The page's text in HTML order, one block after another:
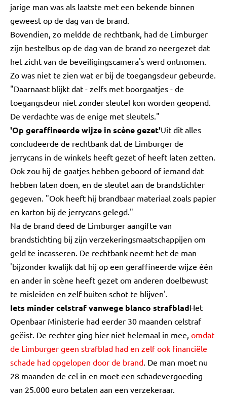
jarige man was als laatste met een bekende binnen
geweest op de dag van de brand.
Bovendien, zo meldde de rechtbank, had de Limburger
zijn bestelbus op de dag van de brand zo neergezet dat
het zicht van de beveiligingscamera's werd ontnomen.
Zo was niet te zien wat er bij de toegangsdeur gebeurde.
"Daarnaast blijkt dat - zelfs met boorgaatjes - de
toegangsdeur niet zonder sleutel kon worden geopend.
De verdachte was de enige met sleutels."
'Op geraffineerde wijze in scène gezet'Uit dit alles
concludeerde de rechtbank dat de Limburger de
jerrycans in de winkels heeft gezet of heeft laten zetten.
Ook zou hij de gaatjes hebben geboord of iemand dat
hebben laten doen, en de sleutel aan de brandstichter
gegeven. "Ook heeft hij brandbaar materiaal zoals papier
en karton bij de jerrycans gelegd."
Na de brand deed de Limburger aangifte van
brandstichting bij zijn verzekeringsmaatschappijen om
geld te incasseren. De rechtbank neemt het de man
'bijzonder kwalijk dat hij op een geraffineerde wijze één
en ander in scène heeft gezet om anderen doelbewust
te misleiden en zelf buiten schot te blijven'.
Iets minder celstraf vanwege blanco strafbladHet
Openbaar Ministerie had eerder 30 maanden celstraf
geëist. De rechter ging hier niet helemaal in mee, omdat
de Limburger geen strafblad had en zelf ook financiële
schade had opgelopen door de brand. De man moet nu
28 maanden de cel in en moet een schadevergoeding
van 25.000 euro betalen aan een verzekeraar.